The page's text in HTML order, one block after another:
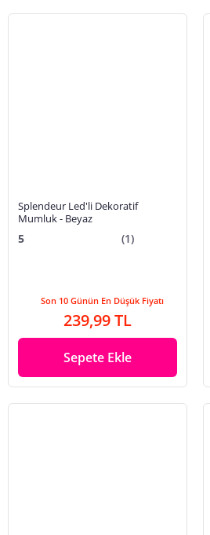
Splendeur Led'li Dekoratif
Mumluk - Beyaz
5 (1)
Son 10 Günün En Düşük Fiyatı
239,99 TL
Sepete Ekle